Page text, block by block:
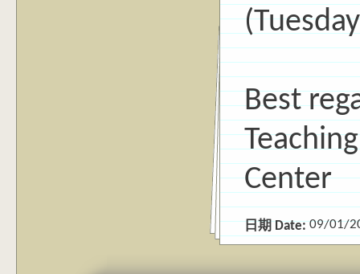
Best
Center
日期 Date:09/01/